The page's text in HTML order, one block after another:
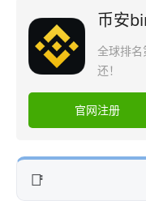
币安
全球排名
还！
官网注册